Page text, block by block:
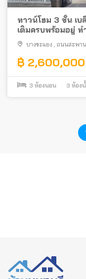
ทาวน์โฮม 3 ชั้น เ
เติมครบพร้อมอยู่
บางขะแยง , ถนนสะพา
฿ 2,600,000
3 ห้องนอน 3 ห้อง